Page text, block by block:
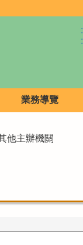
:
:
業務導覽
他主辦機關